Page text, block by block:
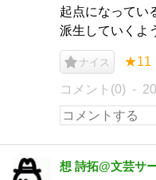
起点になってい
派生していくよ
ナイス ★11
コメント(0)
想 詩拓@文芸サ